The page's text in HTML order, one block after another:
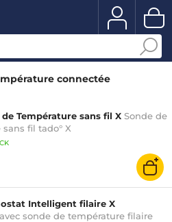
connectée
Température sans fil X Sonde de
fil tado° X
Intelligent filaire X
sonde de température filaire